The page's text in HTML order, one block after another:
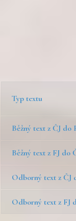
Typ textu
Běžný text z ČJ do
Běžný text z FJ do
Odborný text z ČJ
Odborný text z FJ